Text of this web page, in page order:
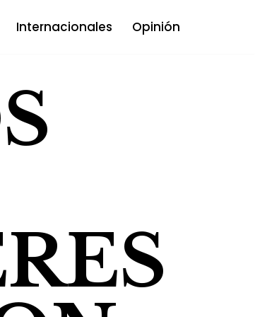
Internacionales Opinión